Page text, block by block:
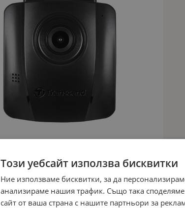
Този уебсайт използва бисквитки
Ние използваме бисквитки, за да
анализираме нашия трафик. Също така
сайт от ваша страна с нашите партньори за